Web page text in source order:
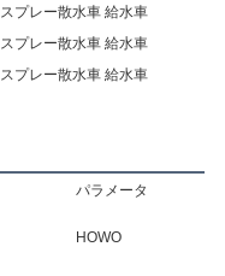
パラメータ
HOWO